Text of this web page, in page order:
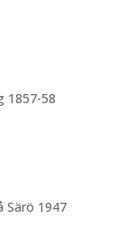
1857-58
Särö 1947